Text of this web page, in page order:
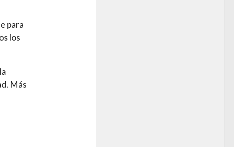
para
los
Más